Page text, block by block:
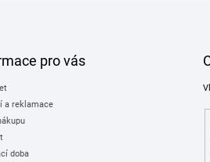
pro vás
a reklamace
doba